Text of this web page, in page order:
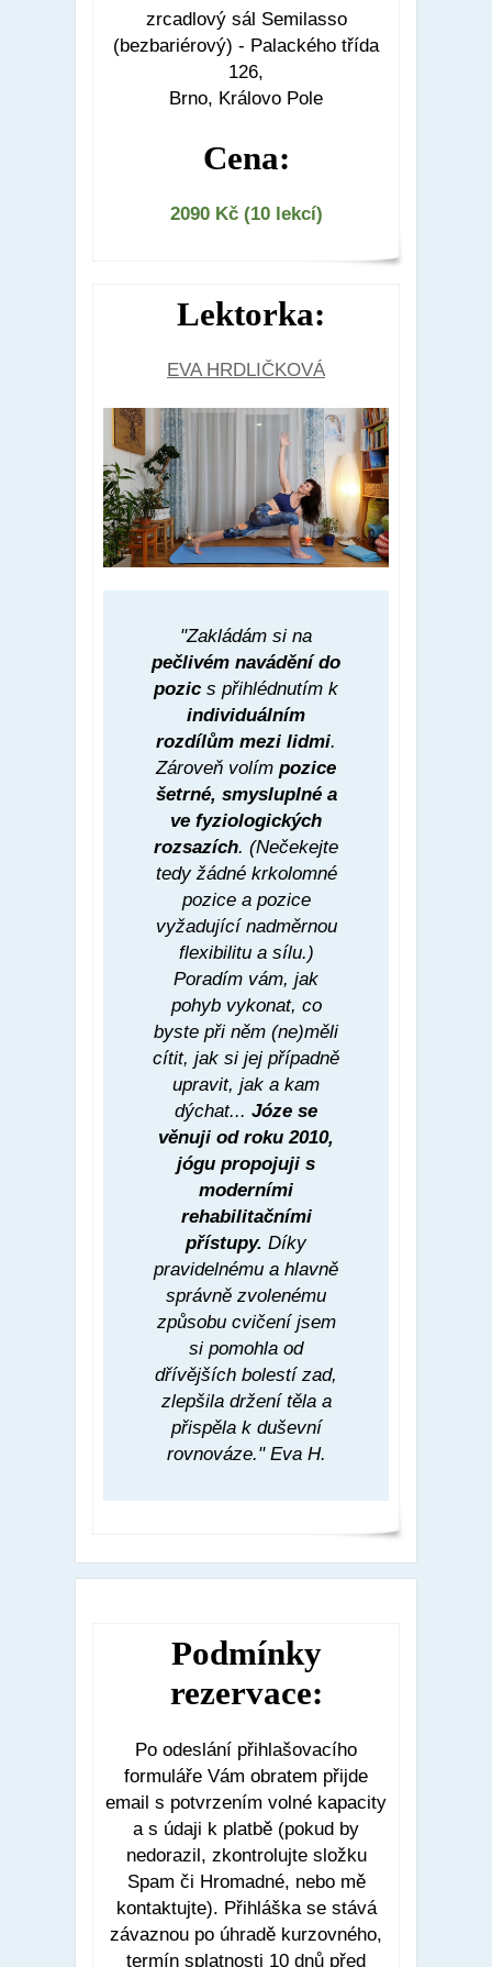
zrcadlový sál Semilasso
(bezbariérový) - Palackého třída
126,
Brno, Královo Pole
Cena:
2090 Kč (10 lekcí)
Lektorka:
EVA HRDLIČKOVÁ
"Zakládám si na
pečlivém navádění do
pozic s přihlédnutím k
individuálním
rozdílům mezi lidmi.
Zároveň volím pozice
šetrné, smysluplné a
ve fyziologických
rozsazích. (Nečekejte
tedy žádné krkolomné
pozice a pozice
vyžadující nadměrnou
flexibilitu a sílu.)
Poradím vám, jak
pohyb vykonat, co
byste při něm (ne)měli
cítit, jak si jej případně
upravit, jak a kam
dýchat... Józe se
věnuji od roku 2010,
jógu propojuji s
moderními
rehabilitačními
přístupy. Díky
pravidelnému a hlavně
správně zvolenému
způsobu cvičení jsem
si pomohla od
dřívějších bolestí zad,
zlepšila držení těla a
přispěla k duševní
rovnováze." Eva H.
Podmínky
rezervace:
Po odeslání přihlašovacího
formuláře Vám obratem přijde
email s potvrzením volné kapacity
a s údaji k platbě (pokud by
nedorazil, zkontrolujte složku
Spam či Hromadné, nebo mě
kontaktujte). Přihláška se stává
závaznou po úhradě kurzovného,
termín splatnosti 10 dnů před